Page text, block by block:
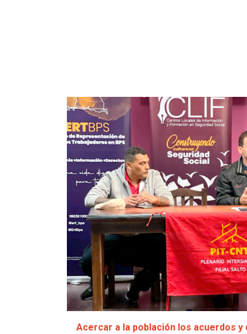
Imagen
Acercar a la población los acuerdos y